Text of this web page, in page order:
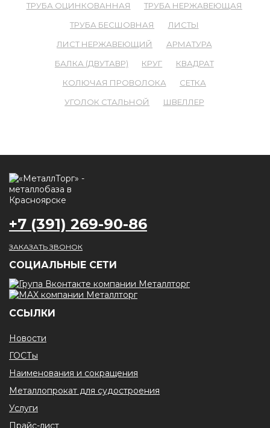
ТРУБА ОЦИНКОВАННАЯ
ТРУБА НЕРЖАВЕЮЩАЯ
ТРУБА БЕСШОВНАЯ
ЛИСТЫ
ЛИСТ НЕРЖАВЕЮЩИЙ
АРМАТУРА
БАЛКА (ДВУТАВР)
КРУГ
КВАДРАТ
КОЛЮЧАЯ ПРОВОЛОКА
СЕТКА
УГОЛОК СТАЛЬНОЙ
ШВЕЛЛЕР
+7 (391) 269-90-86
ЗАКАЗАТЬ ЗВОНОК
CОЦИАЛЬНЫЕ СЕТИ
ССЫЛКИ
Новости
ГОСТы
Наименования и сокращения
Металлопрокат для судостроения
Услуги
Прайс-лист